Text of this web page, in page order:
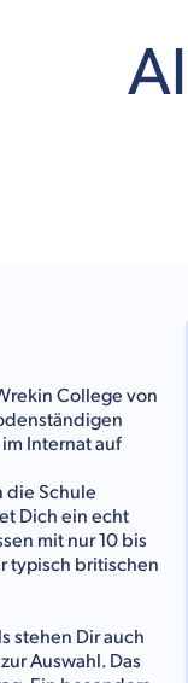
College von
Internat auf
die Schule
Dich ein echt
mit nur 10 bis
typisch britischen
stehen Dir auch
Auswahl. Das